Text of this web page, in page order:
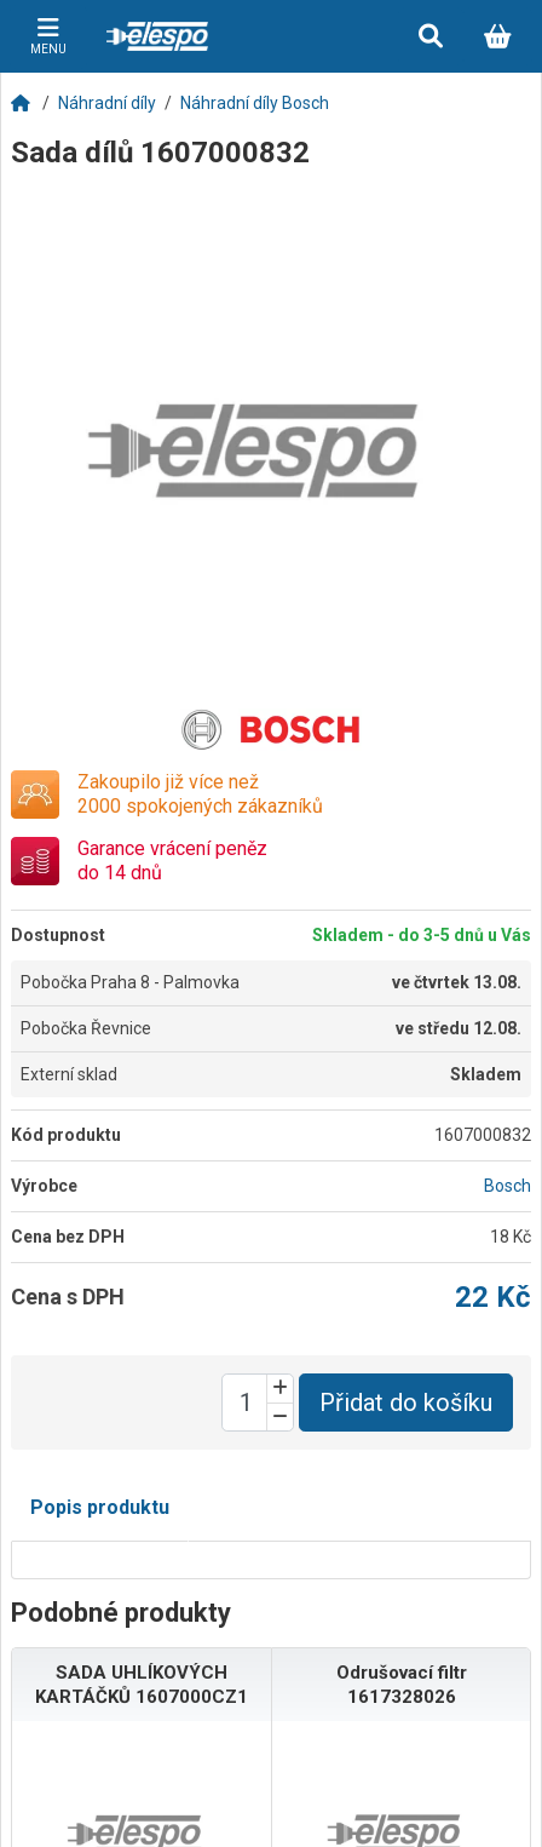
MENU
Náhradní díly Náhradní díly Bosch
Sada dílů 1607000832
Zakoupilo již více než
2000 spokojených zákazníků
Garance vrácení peněz
do 14 dnů
Dostupnost Skladem - do 3-5 dnů u Vás
Pobočka Praha 8 - Palmovka večtvrtek 13.08.
Pobočka Řevnice ve středu 12.08.
Externí sklad Skladem
Kód produktu 1607000832
Výrobce Bosch
Cena bez DPH 18 Kč
Cena s DPH 22 Kč
Přidat do košíku
Popis produktu
Podobné produkty
SADA UHLÍKOVÝCH
KARTÁČKŮ 1607000CZ1
Odrušovací filtr
1617328026